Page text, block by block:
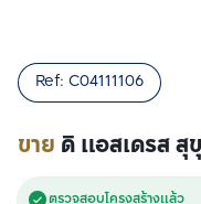
ขาย ดิ แอสเดรส สุ
Ref: C04111106
ตรวจสอบโครงสร้างแล้ว